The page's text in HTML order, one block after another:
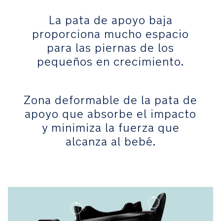
silla
Comodidad
de
apoyo
baja
proporciona
La pata de apoyo baja
proporciona mucho espacio
para las piernas de los
pequeños en crecimiento.
Zona deformable de la pata de
apoyo que absorbe el impacto
y minimiza la fuerza que
alcanza al bebé.